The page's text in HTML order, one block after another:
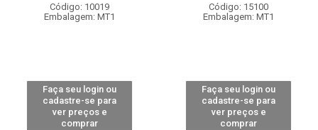
Código: 10019
Embalagem: MT1
Faça seu login ou
cadastre-se para
ver preços e
comprar
Código: 15100
Embalagem: MT1
Faça seu login ou
cadastre-se para
ver preços e
comprar